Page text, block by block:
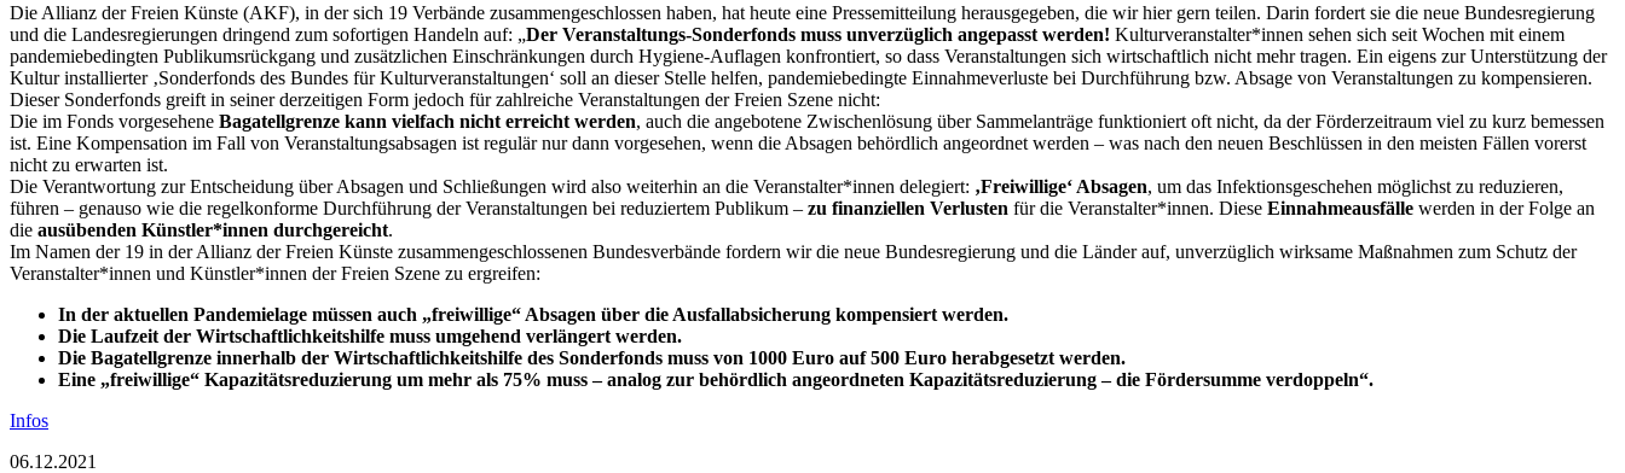
Die Allianz der Freien Künste (AKF), in der sich 19 Verbände zusammengeschlossen haben, hat heute eine Pressemitteilung herausgegeben, die wir hier gern teilen. Darin fordert sie die neue Bundesregierung
und die Landesregierungen dringend zum sofortigen Handeln auf: „Der Veranstaltungs-Sonderfonds muss unverzüglich angepasst werden! Kulturveranstalter*innen sehen sich seit Wochen mit einem
pandemiebedingten Publikumsrückgang und zusätzlichen Einschränkungen durch Hygiene-Auflagen konfrontiert, so dass Veranstaltungen sich wirtschaftlich nicht mehr tragen. Ein eigens zur Unterstützung der
Kultur installierter ‚Sonderfonds des Bundes für Kulturveranstaltungen‘ soll an dieser Stelle helfen, pandemiebedingte Einnahmeverluste bei Durchführung bzw. Absage von Veranstaltungen zu kompensieren.
Dieser Sonderfonds greift in seiner derzeitigen Form jedoch für zahlreiche Veranstaltungen der Freien Szene nicht:
Die im Fonds vorgesehene Bagatellgrenze kann vielfach nicht erreicht werden, auch die angebotene Zwischenlösung über Sammelanträge funktioniert oft nicht, da der Förderzeitraum viel zu kurz bemessen
ist. Eine Kompensation im Fall von Veranstaltungsabsagen ist regulär nur dann vorgesehen, wenn die Absagen behördlich angeordnet werden – was nach den neuen Beschlüssen in den meisten Fällen vorerst
nicht zu erwarten ist.
Die Verantwortung zur Entscheidung über Absagen und Schließungen wird also weiterhin an die Veranstalter*innen delegiert: ‚Freiwillige‘ Absagen, um das Infektionsgeschehen möglichst zu reduzieren,
führen – genauso wie die regelkonforme Durchführung der Veranstaltungen bei reduziertem Publikum – zu finanziellen Verlusten für die Veranstalter*innen. Diese Einnahmeausfälle werden in der Folge an
die ausübenden Künstler*innen durchgereicht.
Im Namen der 19 in der Allianz der Freien Künste zusammengeschlossenen Bundesverbände fordern wir die neue Bundesregierung und die Länder auf, unverzüglich wirksame Maßnahmen zum Schutz der
Veranstalter*innen und Künstler*innen der Freien Szene zu ergreifen:
In der aktuellen Pandemielage müssen auch „freiwillige“ Absagen über die Ausfallabsicherung kompensiert werden.
Die Laufzeit der Wirtschaftlichkeitshilfe muss umgehend verlängert werden.
Die Bagatellgrenze innerhalb der Wirtschaftlichkeitshilfe des Sonderfonds muss von 1000 Euro auf 500 Euro herabgesetzt werden.
Eine „freiwillige“ Kapazitätsreduzierung um mehr als 75% muss – analog zur behördlich angeordneten Kapazitätsreduzierung – die Fördersumme verdoppeln“.
Infos
06.12.2021